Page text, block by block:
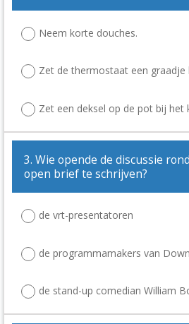
Neem korte douches.
Zet de thermostaat een graadje
Zet een deksel op de pot bij het
3. Wie opende de discussie
open brief te schrijven?
de vrt-presentatoren
de programmamakers van
de stand-up comedian William